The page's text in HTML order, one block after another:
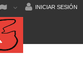
INICIAR SESIÓN